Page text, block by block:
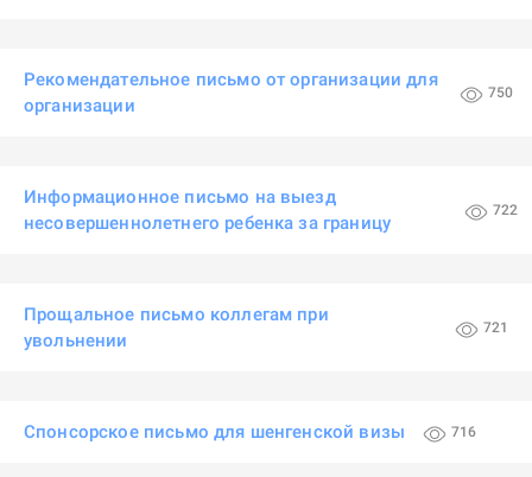
Рекомендательное письмо от организации для
организации
750
Информационное письмо на выезд
несовершеннолетнего ребенка за границу
722
Прощальное письмо коллегам при
увольнении
721
Спонсорское письмо для шенгенской визы 716